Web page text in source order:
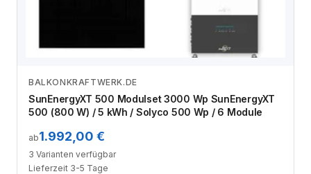
Zum Angebot
BALKONKRAFTWERK.DE
SunEnergyXT 500 Modulset 3000 Wp SunEnergyXT
500 (800 W) / 5 kWh / Solyco 500 Wp / 6 Module
ab1.992,00 €
3 Varianten verfügbar
Lieferzeit 3-5 Tage